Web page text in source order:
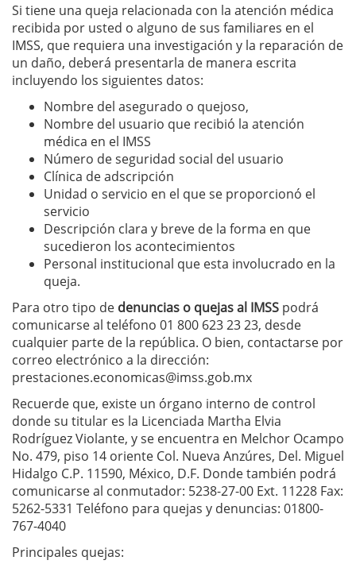
Si tiene una queja relacionada con la atención médica
recibida por usted o alguno de sus familiares en el
IMSS, que requiera una investigación y la reparación de
un daño, deberá presentarla de manera escrita
incluyendo los siguientes datos:
Nombre del asegurado o quejoso,
Nombre del usuario que recibió la atención
médica en el IMSS
Número de seguridad social del usuario
Clínica de adscripción
Unidad o servicio en el que se proporcionó el
servicio
Descripción clara y breve de la forma en que
sucedieron los acontecimientos
Personal institucional que esta involucrado en la
queja.
Para otro tipo de denuncias o quejas al IMSS podrá
comunicarse al teléfono 01 800 623 23 23, desde
cualquier parte de la república. O bien, contactarse por
correo electrónico a la dirección:
prestaciones.economicas@imss.gob.mx
Recuerde que, existe un órgano interno de control
donde su titular es la Licenciada Martha Elvia
Rodríguez Violante, y se encuentra en Melchor Ocampo
No. 479, piso 14 oriente Col. Nueva Anzúres, Del. Miguel
Hidalgo C.P. 11590, México, D.F. Donde también podrá
comunicarse al conmutador: 5238-27-00 Ext. 11228 Fax:
5262-5331 Teléfono para quejas y denuncias: 01800-
767-4040
Principales quejas: